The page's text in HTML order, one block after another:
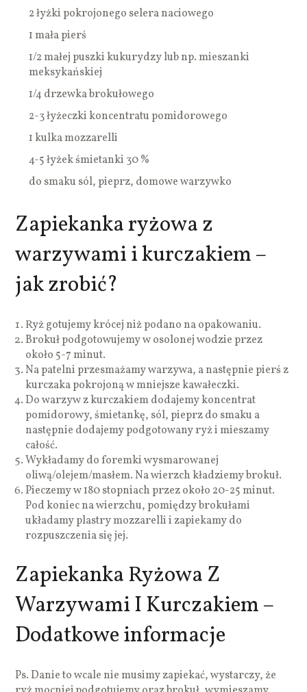
2 łyżki pokrojonego selera naciowego
1 mała pierś
1/2 małej puszki kukurydzy lub np. mieszanki
meksykańskiej
1/4 drzewka brokułowego
2-3 łyżeczki koncentratu pomidorowego
1 kulka mozzarelli
4-5 łyżek śmietanki 30 %
do smaku sól, pieprz, domowe warzywko
Zapiekanka ryżowa z
warzywami i kurczakiem –
jak zrobić?
Ryż gotujemy krócej niż podano na opakowaniu.
Brokuł podgotowujemy w osolonej wodzie przez
około 5-7 minut.
Na patelni przesmażamy warzywa, a następnie pierś z
kurczaka pokrojoną w mniejsze kawałeczki.
Do warzyw z kurczakiem dodajemy koncentrat
pomidorowy, śmietankę, sól, pieprz do smaku a
następnie dodajemy podgotowany ryż i mieszamy
całość.
Wykładamy do foremki wysmarowanej
oliwą/olejem/masłem. Na wierzch kładziemy brokuł.
Pieczemy w 180 stopniach przez około 20-25 minut.
Pod koniec na wierzchu, pomiędzy brokułami
układamy plastry mozzarelli i zapiekamy do
rozpuszczenia się jej.
Zapiekanka Ryżowa Z
Warzywami I Kurczakiem –
Dodatkowe informacje
Ps. Danie to wcale nie musimy zapiekać, wystarczy, że